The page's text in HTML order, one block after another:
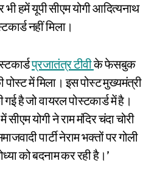
हमें यूपी सीएम योगी आदित्यनाथ
नहीं मिला।
प्रजातंत्र टीवीके फेसबुक
में मिला। इस पोस्ट मुख्यमंत्री
है जो वायरल पोस्टकार्ड में है।
योगी ने राम मंदिर चंदा चोरी
पार्टी नेराम भक्तों पर गोली
को बदनाम कर रही है।’